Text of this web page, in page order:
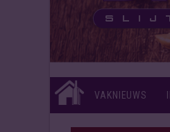
VAKNIEUWS